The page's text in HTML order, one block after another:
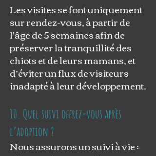
Les visites se font uniquement
sur rendez-vous, à partir de
l'âge de 5 semaines afin de
préserver la tranquillité des
chiots et de leurs mamans, et
d’éviter un flux de visiteurs
inadapté à leur développement.
10. Quel suivi offrez-vous après
l’adoption ?
Nous assurons un suivi à vie :